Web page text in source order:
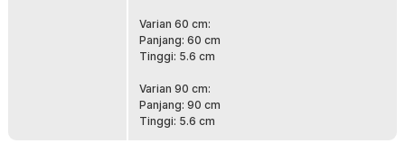
Rincian yang Anda dapatkan untuk pembelian produk ini:
1 x One Two Cups Holder Gantungan Kertas Pesanan Restoran
1 x Set Sekrup dan Fisher
1 x Set Stiker Perekat
Varian 60 cm:
Panjang: 60 cm
Tinggi: 5.6 cm
Varian 90 cm:
Panjang: 90 cm
Tinggi: 5.6 cm